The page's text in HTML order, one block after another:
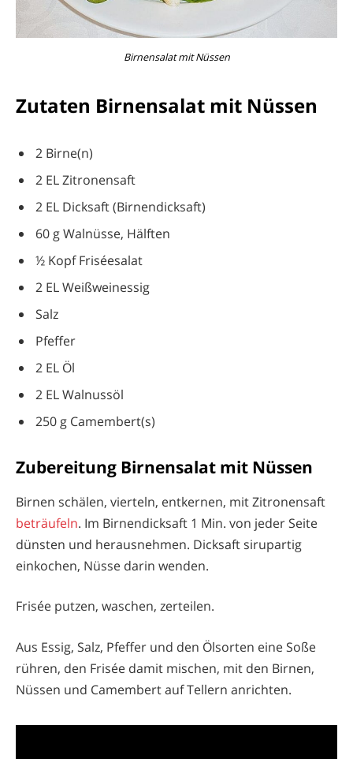
Birnensalat mit Nüssen
Zutaten Birnensalat mit Nüssen
2 Birne(n)
2 EL Zitronensaft
2 EL Dicksaft (Birnendicksaft)
60 g Walnüsse, Hälften
½ Kopf Friséesalat
2 EL Weißweinessig
Salz
Pfeffer
2 EL Öl
2 EL Walnussöl
250 g Camembert(s)
Zubereitung Birnensalat mit Nüssen
Birnen schälen, vierteln, entkernen, mit Zitronensaft
beträufeln. Im Birnendicksaft 1 Min. von jeder Seite
dünsten und herausnehmen. Dicksaft sirupartig
einkochen, Nüsse darin wenden.
Frisée putzen, waschen, zerteilen.
Aus Essig, Salz, Pfeffer und den Ölsorten eine Soße
rühren, den Frisée damit mischen, mit den Birnen,
Nüssen und Camembert auf Tellern anrichten.